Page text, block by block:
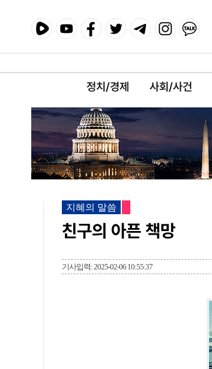
정치/경제 사회/사건
지혜의 말씀
친구의 아픈 책망
기사입력: 2025-02-06 10:55:37